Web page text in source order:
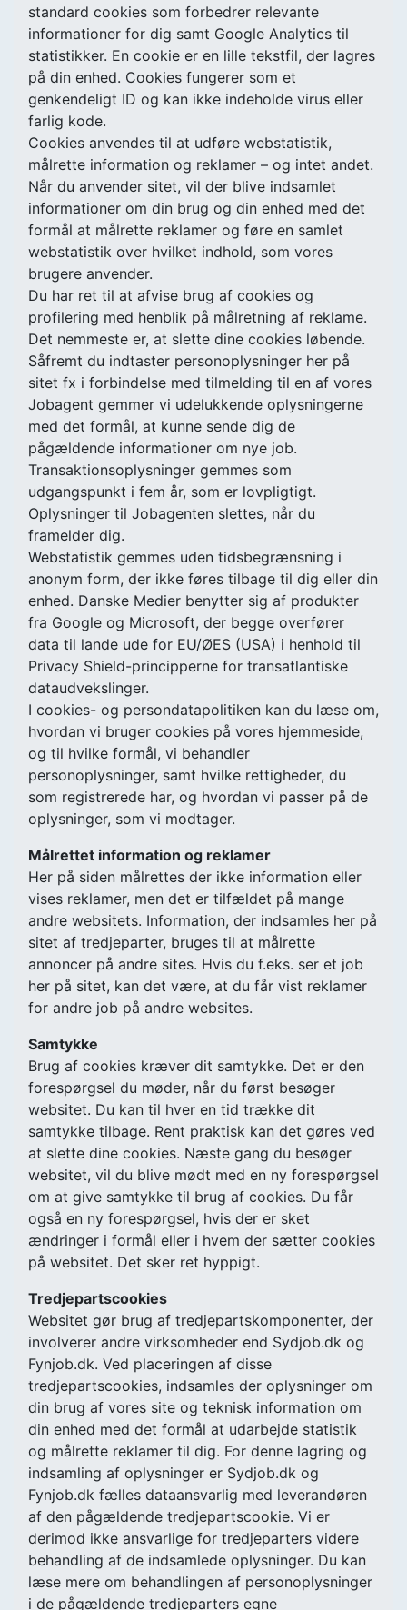
standard cookies som forbedrer relevante
informationer for dig samt Google Analytics til
statistikker. En cookie er en lille tekstfil, der lagres
på din enhed. Cookies fungerer som et
genkendeligt ID og kan ikke indeholde virus eller
farlig kode.
Cookies anvendes til at udføre webstatistik,
målrette information og reklamer – og intet andet.
Når du anvender sitet, vil der blive indsamlet
informationer om din brug og din enhed med det
formål at målrette reklamer og føre en samlet
webstatistik over hvilket indhold, som vores
brugere anvender.
Du har ret til at afvise brug af cookies og
profilering med henblik på målretning af reklame.
Det nemmeste er, at slette dine cookies løbende.
Såfremt du indtaster personoplysninger her på
sitet fx i forbindelse med tilmelding til en af vores
Jobagent gemmer vi udelukkende oplysningerne
med det formål, at kunne sende dig de
pågældende informationer om nye job.
Transaktionsoplysninger gemmes som
udgangspunkt i fem år, som er lovpligtigt.
Oplysninger til Jobagenten slettes, når du
framelder dig.
Webstatistik gemmes uden tidsbegrænsning i
anonym form, der ikke føres tilbage til dig eller din
enhed. Danske Medier benytter sig af produkter
fra Google og Microsoft, der begge overfører
data til lande ude for EU/ØES (USA) i henhold til
Privacy Shield-principperne for transatlantiske
dataudvekslinger.
I cookies- og persondatapolitiken kan du læse om,
hvordan vi bruger cookies på vores hjemmeside,
og til hvilke formål, vi behandler
personoplysninger, samt hvilke rettigheder, du
som registrerede har, og hvordan vi passer på de
oplysninger, som vi modtager.
Målrettet information og reklamer
Her på siden målrettes der ikke information eller
vises reklamer, men det er tilfældet på mange
andre websitets. Information, der indsamles her på
sitet af tredjeparter, bruges til at målrette
annoncer på andre sites. Hvis du f.eks. ser et job
her på sitet, kan det være, at du får vist reklamer
for andre job på andre websites.
Samtykke
Brug af cookies kræver dit samtykke. Det er den
forespørgsel du møder, når du først besøger
websitet. Du kan til hver en tid trække dit
samtykke tilbage. Rent praktisk kan det gøres ved
at slette dine cookies. Næste gang du besøger
websitet, vil du blive mødt med en ny forespørgsel
om at give samtykke til brug af cookies. Du får
også en ny forespørgsel, hvis der er sket
ændringer i formål eller i hvem der sætter cookies
på websitet. Det sker ret hyppigt.
Tredjepartscookies
Websitet gør brug af tredjepartskomponenter, der
involverer andre virksomheder end Sydjob.dk og
Fynjob.dk. Ved placeringen af disse
tredjepartscookies, indsamles der oplysninger om
din brug af vores site og teknisk information om
din enhed med det formål at udarbejde statistik
og målrette reklamer til dig. For denne lagring og
indsamling af oplysninger er Sydjob.dk og
Fynjob.dk fælles dataansvarlig med leverandøren
af den pågældende tredjepartscookie. Vi er
derimod ikke ansvarlige for tredjeparters videre
behandling af de indsamlede oplysninger. Du kan
læse mere om behandlingen af personoplysninger
i de pågældende tredjeparters egne